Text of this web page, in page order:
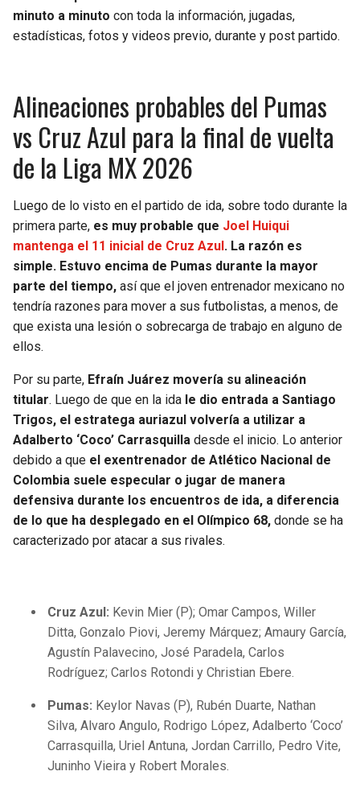
minuto a minuto con toda la información, jugadas,
estadísticas, fotos y videos previo, durante y post partido.
Alineaciones probables del Pumas
vs Cruz Azul para la final de vuelta
de la Liga MX 2026
Luego de lo visto en el partido de ida, sobre todo durante la
primera parte, es muy probable que Joel Huiqui
mantenga el 11 inicial de Cruz Azul . La razón es
simple. Estuvo encima de Pumas durante la mayor
parte del tiempo, así que el joven entrenador mexicano no
tendría razones para mover a sus futbolistas, a menos, de
que exista una lesión o sobrecarga de trabajo en alguno de
ellos.
Por su parte, Efraín Juárez movería su alineación
titular. Luego de que en la ida le dio entrada a Santiago
Trigos, el estratega auriazul volvería a utilizar a
Adalberto ‘Coco’ Carrasquilla desde el inicio. Lo anterior
debido a que el exentrenador de Atlético Nacional de
Colombia suele especular o jugar de manera
defensiva durante los encuentros de ida, a diferencia
de lo que ha desplegado en el Olímpico 68, donde se ha
caracterizado por atacar a sus rivales.
Cruz Azul: Kevin Mier (P); Omar Campos, Willer
Ditta, Gonzalo Piovi, Jeremy Márquez; Amaury García,
Agustín Palavecino, José Paradela, Carlos
Rodríguez; Carlos Rotondi y Christian Ebere.
Pumas: Keylor Navas (P), Rubén Duarte, Nathan
Silva, Alvaro Angulo, Rodrigo López, Adalberto ‘Coco’
Carrasquilla, Uriel Antuna, Jordan Carrillo, Pedro Vite,
Juninho Vieira y Robert Morales.